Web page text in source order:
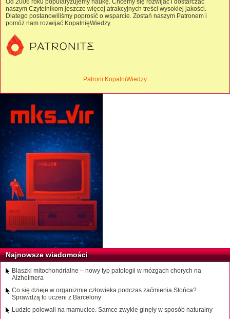
Od 2006 roku popularyzujemy naukę. Chcemy się rozwijać i dostarczać
naszym Czytelnikom jeszcze więcej atrakcyjnych treści wysokiej jakości.
Dlatego postanowiliśmy poprosić o wsparcie. Zostań naszym Patronem i
pomóż nam rozwijać KopalnięWiedzy.
Patroni KopalniWiedzy
Najnowsze wiadomości
Blaszki mitochondrialne – nowy typ patologii w mózgach chorych na
Alzheimera
Co się dzieje w organizmie człowieka podczas zaćmienia Słońca?
Sprawdzą to uczeni z Barcelony
Ludzie polowali na mamucice. Samce zwykle ginęły w sposób naturalny